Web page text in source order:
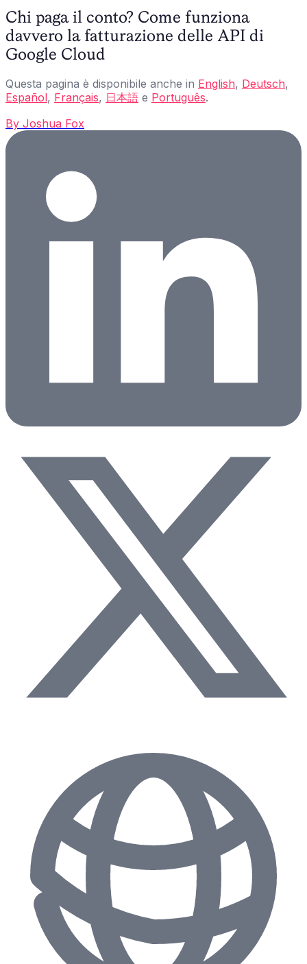
Chi paga il conto? Come funziona
davvero la fatturazione delle API di
Google Cloud
Questa pagina è disponibile anche in English, Deutsch,
Español, Français, 日本語 e Português.
By Joshua Fox